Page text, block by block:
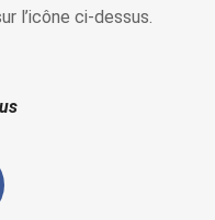
l’icône ci-dessus.